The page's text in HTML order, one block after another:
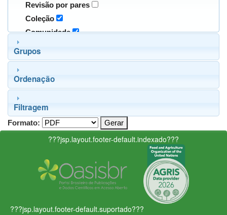
Revisão por pares
Coleção
Comunidade
Grupos
Ordenação
Filtragem
Formato:
???jsp.layout.footer-default.indexado???
???jsp.layout.footer-default.suportado???